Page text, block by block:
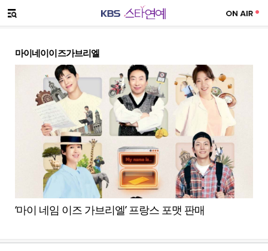
메뉴 열기
마이네이이즈가브리엘
‘마이 네임 이즈 가브리엘’ 프랑스 포맷 판매